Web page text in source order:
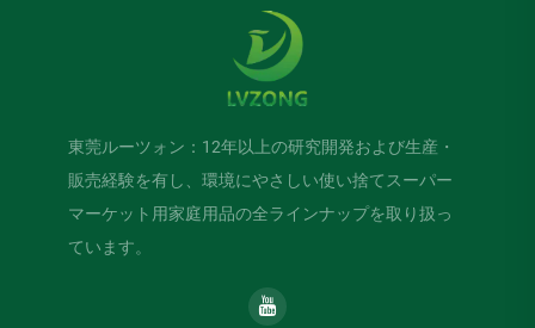
東莞ルーツォン：12年以上の研究開発および生産・
販売経験を有し、環境にやさしい使い捨てスーパー
マーケット用家庭用品の全ラインナップを取り扱っ
ています。